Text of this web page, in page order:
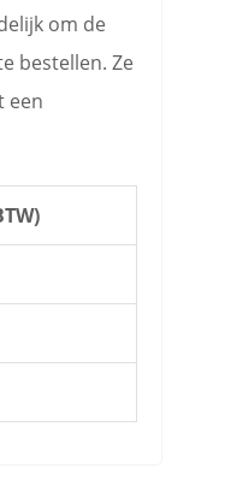
om de
bestellen. Ze
een